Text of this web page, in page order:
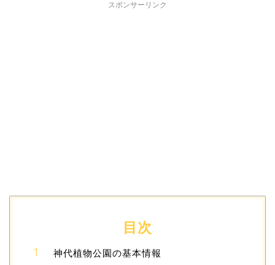
スポンサーリンク
目次
神代植物公園の基本情報